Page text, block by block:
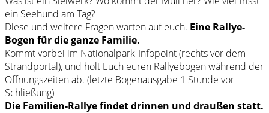
ein Seehund am Tag?
Diese und weitere Fragen warten auf euch. Eine Rallye-
Bogen für die ganze Familie.
Kommt vorbei im Nationalpark-Infopoint (rechts vor dem
Strandportal), und holt Euch euren Rallyebogen während der
Öffnungszeiten ab. (letzte Bogenausgabe 1 Stunde vor
Schließung)
Die Familien-Rallye findet drinnen und draußen statt.